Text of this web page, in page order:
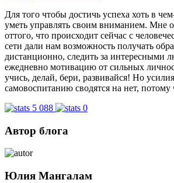
Для того чтобы достичь успеха хоть в
уметь управлять своим вниманием. Мне
оттого, что происходит сейчас с
сети дали нам возможность получать
дистанционно, следить за интересными
ежедневно мотивацию от сильных
учись, делай, бери, развивайся! Но
самовоспитанию сводятся на нет,
5 088
0
Автор блога
Юлия Мангалам